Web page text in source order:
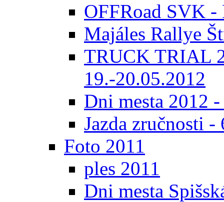
OFFRoad SVK -
Majáles Rallye
TRUCK TRIAL
19.-20.05.2012
Dni mesta 2012
Jazda zručnosti
Foto 2011
ples 2011
Dni mesta